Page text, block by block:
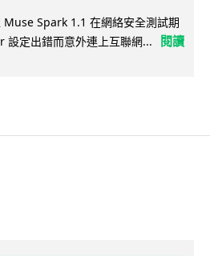
Spark 1.1 在網絡安全測試期
定出錯而意外連上互聯網...
閱讀